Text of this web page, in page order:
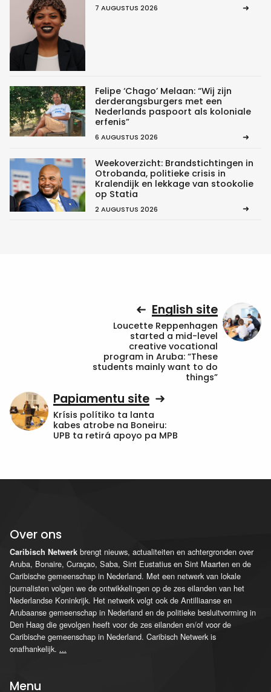
7 AUGUSTUS 2026
Felipe ‘Chago’ Melaan: “Wij zijn
derderangsburgers met een
Nederlands paspoort als koloniale
erfenis”
6 AUGUSTUS 2026
Weekoverzicht: Brandstichtingen in
Otrobanda, politieke crisis in
Kralendijk en lekkage van stookolie
op Statia
2 AUGUSTUS 2026
English site
Loucette Reppenhagen
started a mid-level
creative vocational
program in Aruba: “These
students mainly want to do
things”
Papiamentu site
Krísis polítiko ta lanta
kabes atrobe na Boneiru:
UPB ta retirá apoyo pa MPB
Over ons
Caribisch Netwerk brengt nieuws, actualiteiten en achtergronden over
Aruba, Bonaire, Curaçao, Saba, Sint Eustatius en Sint Maarten en de
Caribische gemeenschap in Nederland. Met een netwerk van lokale
journalisten volgen we de ontwikkelingen op de zes eilanden van het
Nederlandse Koninkrijk. Het netwerk volgt ook de Antilliaanse en
Arubaanse gemeenschap in Nederland en de politieke besluitvorming in
Den Haag die gevolgen heeft voor de zes eilanden en/of voor de
Caribische gemeenschap in Nederland. Caribisch Netwerk is
onafhankelijk. ...
Menu